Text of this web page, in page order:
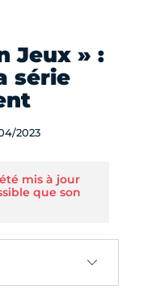
Jeux » :
série
2023
mis à jour
que son